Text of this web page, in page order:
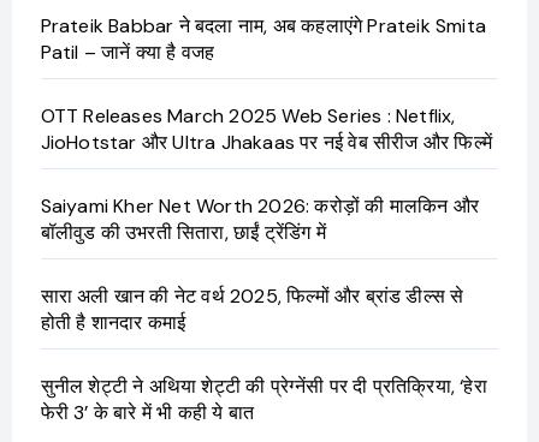
Prateik Babbar ने बदला नाम, अब कहलाएंगे Prateik Smita
Patil – जानें क्या है वजह
OTT Releases March 2025 Web Series : Netflix,
JioHotstar और Ultra Jhakaas पर नई वेब सीरीज और फिल्में
Saiyami Kher Net Worth 2026: करोड़ों की मालकिन और
बॉलीवुड की उभरती सितारा, छाईं ट्रेंडिंग में
सारा अली खान की नेट वर्थ 2025, फिल्मों और ब्रांड डील्स से
होती है शानदार कमाई
सुनील शेट्टी ने अथिया शेट्टी की प्रेग्नेंसी पर दी प्रतिक्रिया, ‘हेरा
फेरी 3’ के बारे में भी कही ये बात